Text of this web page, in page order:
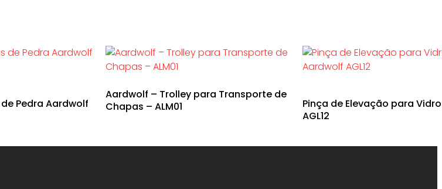
Pedra Aardwolf
Aardwolf – Trolley para Transporte de
Chapas – ALM01
Pinça de Elevação para
AGL12